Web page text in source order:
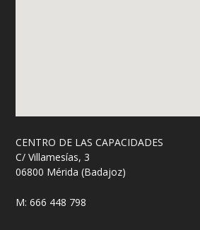
CENTRO DE LAS CAPACIDADES
C/ Villamesías, 3
06800 Mérida (Badajoz)
M: 666 448 798